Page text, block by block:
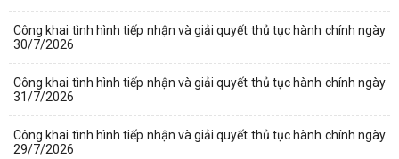
Công khai tình hình tiếp nhận và giải quyết thủ tục hành chính ngày
30/7/2026
Công khai tình hình tiếp nhận và giải quyết thủ tục hành chính ngày
31/7/2026
Công khai tình hình tiếp nhận và giải quyết thủ tục hành chính ngày
29/7/2026